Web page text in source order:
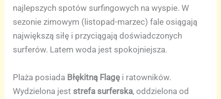
najlepszych spotów surfingowych na wyspie. W
sezonie zimowym (listopad-marzec) fale osiągają
największą siłę i przyciągają doświadczonych
surferów. Latem woda jest spokojniejsza.
Plaża posiada Błękitną Flagę i ratowników.
Wydzielona jest strefa surferska, oddzielona od